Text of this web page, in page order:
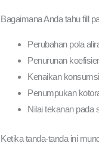
Bagaimana Anda tahu fill
Perubahan pola
Penurunan
Kenaikan
Penumpukan
Nilai tekanan pada
Ketika tanda-tanda ini